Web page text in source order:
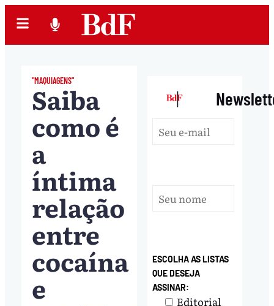
"MAQUIAGENS"
Saiba
como é
a
íntima
relação
entre
cocaína
e
|
ESCOLHA AS LISTAS
QUE DESEJA
ASSINAR:
Editorial